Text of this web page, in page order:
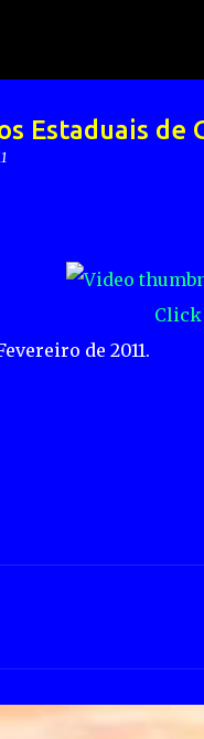
Estaduais de
Click
de 2011.